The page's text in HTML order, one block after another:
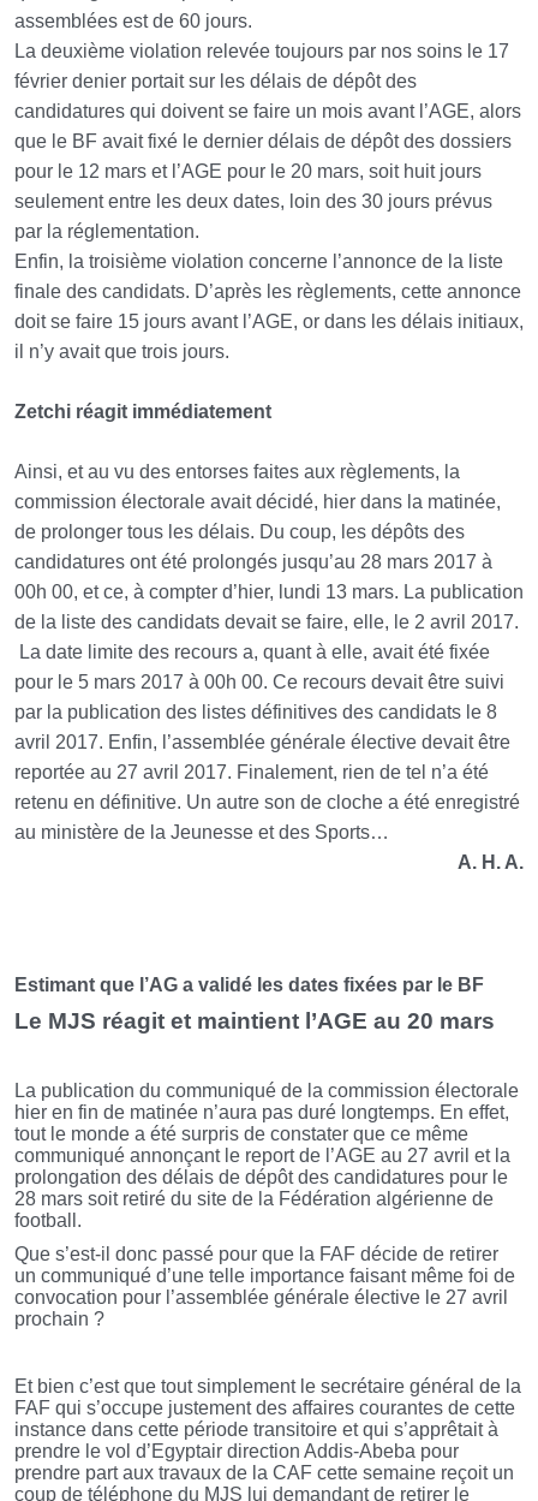
assemblées est de 60 jours.
La deuxième violation relevée toujours par nos soins le 17
février denier portait sur les délais de dépôt des
candidatures qui doivent se faire un mois avant l’AGE, alors
que le BF avait fixé le dernier délais de dépôt des dossiers
pour le 12 mars et l’AGE pour le 20 mars, soit huit jours
seulement entre les deux dates, loin des 30 jours prévus
par la réglementation.
Enfin, la troisième violation concerne l’annonce de la liste
finale des candidats. D’après les règlements, cette annonce
doit se faire 15 jours avant l’AGE, or dans les délais initiaux,
il n’y avait que trois jours.
Zetchi réagit immédiatement
Ainsi, et au vu des entorses faites aux règlements, la
commission électorale avait décidé, hier dans la matinée,
de prolonger tous les délais. Du coup, les dépôts des
candidatures ont été prolongés jusqu’au 28 mars 2017 à
00h 00, et ce, à compter d’hier, lundi 13 mars. La publication
de la liste des candidats devait se faire, elle, le 2 avril 2017.
La date limite des recours a, quant à elle, avait été fixée
pour le 5 mars 2017 à 00h 00. Ce recours devait être suivi
par la publication des listes définitives des candidats le 8
avril 2017. Enfin, l’assemblée générale élective devait être
reportée au 27 avril 2017. Finalement, rien de tel n’a été
retenu en définitive. Un autre son de cloche a été enregistré
au ministère de la Jeunesse et des Sports…
A. H. A.
Estimant que l’AG a validé les dates fixées par le BF
Le MJS réagit et maintient l’AGE au 20 mars
La publication du communiqué de la commission électorale
hier en fin de matinée n’aura pas duré longtemps. En effet,
tout le monde a été surpris de constater que ce même
communiqué annonçant le report de l’AGE au 27 avril et la
prolongation des délais de dépôt des candidatures pour le
28 mars soit retiré du site de la Fédération algérienne de
football.
Que s’est-il donc passé pour que la FAF décide de retirer
un communiqué d’une telle importance faisant même foi de
convocation pour l’assemblée générale élective le 27 avril
prochain ?
Et bien c’est que tout simplement le secrétaire général de la
FAF qui s’occupe justement des affaires courantes de cette
instance dans cette période transitoire et qui s’apprêtait à
prendre le vol d’Egyptair direction Addis-Abeba pour
prendre part aux travaux de la CAF cette semaine reçoit un
coup de téléphone du MJS lui demandant de retirer le